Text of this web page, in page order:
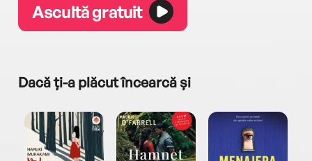
Ascultă gratuit
Dacă ți-a plăcut încearcă și